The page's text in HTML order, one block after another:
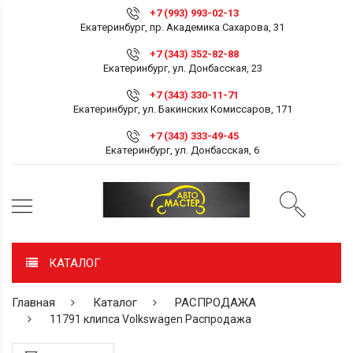
+7 (993) 993-02-13
Екатеринбург, пр. Академика Сахарова, 31
+7 (343) 352-82-88
Екатеринбург, ул. Донбасская, 23
+7 (343) 330-11-71
Екатеринбург, ул. Бакинских Комиссаров, 171
+7 (343) 333-49-45
Екатеринбург, ул. Донбасская, 6
КАТАЛОГ
Главная Каталог РАСПРОДАЖА
11791 клипса Volkswagen Распродажа